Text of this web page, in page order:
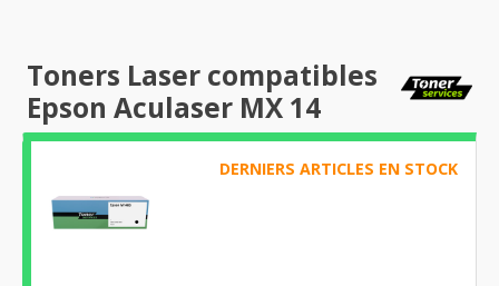
Toners Laser compatibles
Epson Aculaser MX 14
DERNIERS ARTICLES EN STOCK